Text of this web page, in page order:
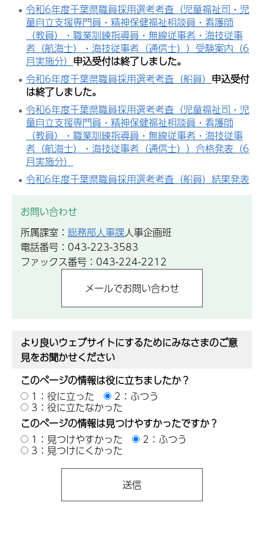
令和6年度千葉県職員採用選考考査（児童福祉司・児
童自立支援専門員・精神保健福祉相談員・看護師
（教員）・職業訓練指導員・無線従事者・海技従事
者（航海士）・海技従事者（通信士））受験案内（6
月実施分） 申込受付は終了しました。
令和6年度千葉県職員採用選考考査（船員） 申込受付
は終了しました。
令和6年度千葉県職員採用選考考査（児童福祉司・児
童自立支援専門員・精神保健福祉相談員・看護師
（教員）・職業訓練指導員・無線従事者・海技従事
者（航海士）・海技従事者（通信士））合格発表（6
月実施分）
令和6年度千葉県職員採用選考考査（船員）結果発表
お問い合わせ
所属課室： 総務部人事課人事企画班
電話番号：043-223-3583
ファックス番号：043-224-2212
より良いウェブサイトにするためにみなさまのご意
見をお聞かせください
このページの情報は役に立ちましたか？
1：役に立った
2：ふつう
3：役に立たなかった
このページの情報は見つけやすかったですか？
1：見つけやすかった
2：ふつう
3：見つけにくかった